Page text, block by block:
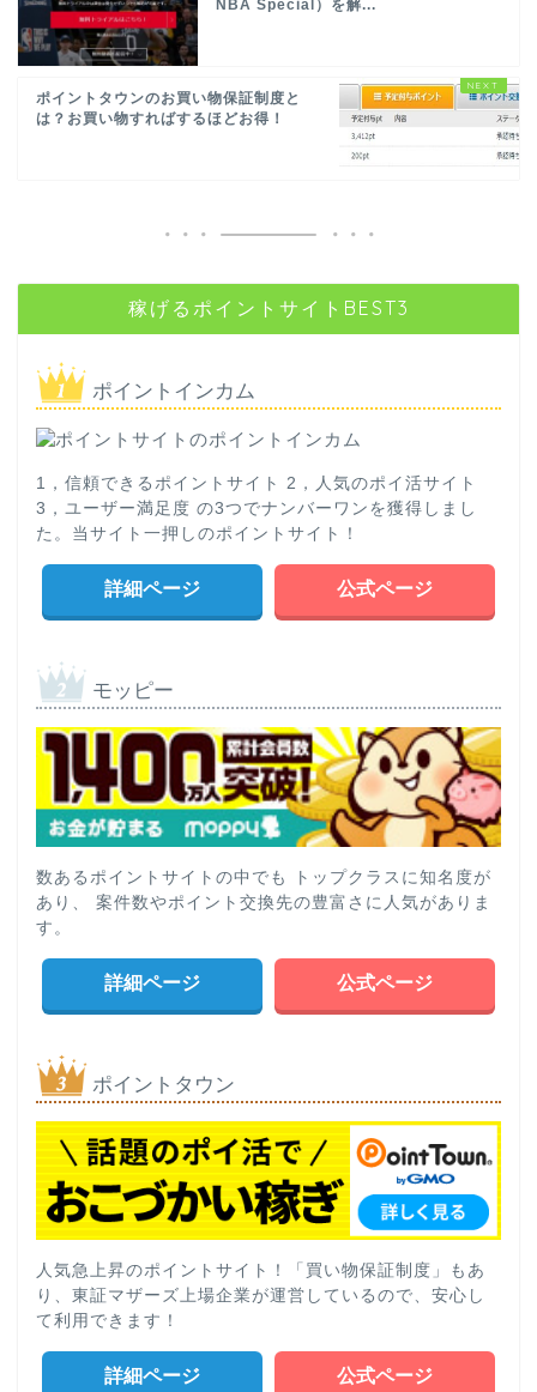
NBA Special）を解...
ポイントタウンのお買い物保証制度と
は？お買い物すればするほどお得！
稼げるポイントサイトBEST3
ポイントインカム
1，信頼できるポイントサイト 2，人気のポイ活サイト
3，ユーザー満足度 の3つでナンバーワンを獲得しまし
た。当サイト一押しのポイントサイト！
詳細ページ 公式ページ
モッピー
数あるポイントサイトの中でも トップクラスに知名度が
あり、 案件数やポイント交換先の豊富さに人気がありま
す。
詳細ページ 公式ページ
ポイントタウン
人気急上昇のポイントサイト！「買い物保証制度」もあ
り、東証マザーズ上場企業が運営しているので、安心し
て利用できます！
詳細ページ 公式ページ